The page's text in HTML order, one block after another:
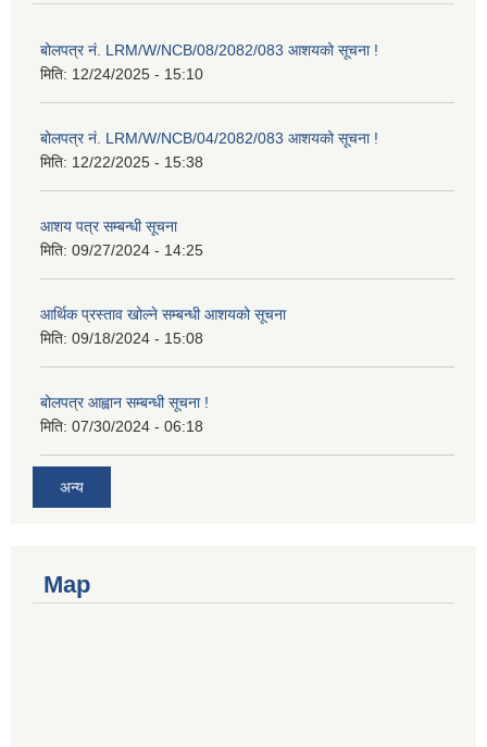
बोलपत्र नं. LRM/W/NCB/08/2082/083 आशयको सूचना !
मिति: 12/24/2025 - 15:10
बोलपत्र नं. LRM/W/NCB/04/2082/083 आशयको सूचना !
मिति: 12/22/2025 - 15:38
आशय पत्र सम्बन्धी सूचना
मिति: 09/27/2024 - 14:25
आर्थिक प्रस्ताव खोल्ने सम्बन्धी आशयको सूचना
मिति: 09/18/2024 - 15:08
बोलपत्र आह्वान सम्बन्धी सूचना !
मिति: 07/30/2024 - 06:18
अन्य
Map